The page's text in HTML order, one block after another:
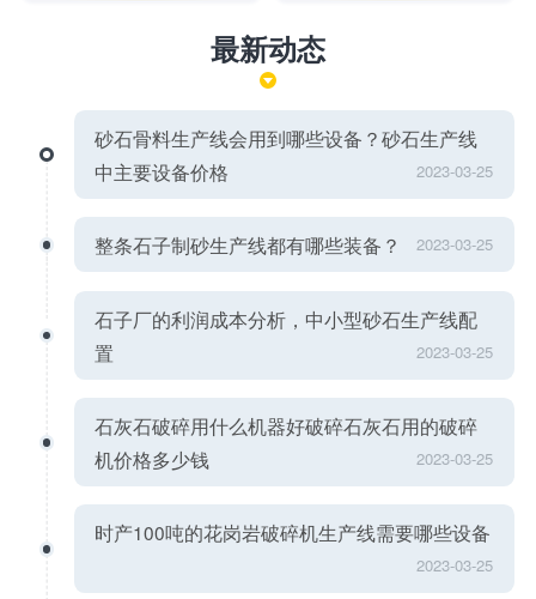
最新动态
砂石骨料生产线会用到哪些设备？砂石生产线
中主要设备价格
2023-03-25
整条石子制砂生产线都有哪些装备？ 2023-03-25
石子厂的利润成本分析，中小型砂石生产线配
置
2023-03-25
石灰石破碎用什么机器好破碎石灰石用的破碎
机价格多少钱
2023-03-25
时产100吨的花岗岩破碎机生产线需要哪些设备
2023-03-25